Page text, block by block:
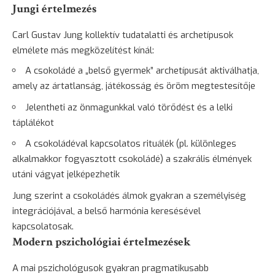
Jungi értelmezés
Carl Gustav Jung kollektív tudatalatti és archetípusok
elmélete más megközelítést kínál:
A csokoládé a „belső gyermek” archetípusát aktiválhatja,
amely az ártatlanság, játékosság és öröm megtestesítője
Jelentheti az önmagunkkal való törődést és a lelki
táplálékot
A csokoládéval kapcsolatos rituálék (pl. különleges
alkalmakkor fogyasztott csokoládé) a szakrális élmények
utáni vágyat jelképezhetik
Jung szerint a csokoládés álmok gyakran a személyiség
integrációjával, a belső harmónia keresésével
kapcsolatosak.
Modern pszichológiai értelmezések
A mai pszichológusok gyakran pragmatikusabb